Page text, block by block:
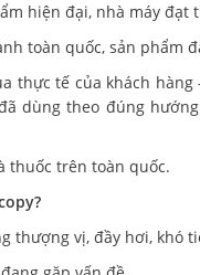
hiện đại, nhà máy đạt
toàn quốc, sản phẩm
thực tế của khách
dùng theo đúng
thuốc trên toàn quốc.
thượng vị, đầy hơi, khó